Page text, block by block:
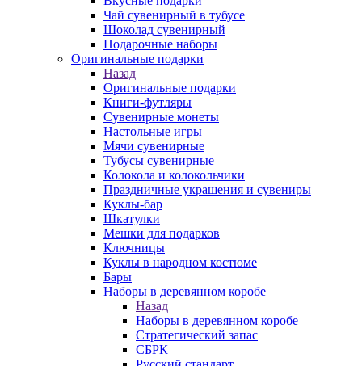
Чай сувенирный в тубусе
Шоколад сувенирный
Подарочные наборы
Оригинальные подарки
Назад
Оригинальные подарки
Книги-футляры
Сувенирные монеты
Настольные игры
Мячи сувенирные
Тубусы сувенирные
Колокола и колокольчики
Праздничные украшения и сувениры
Куклы-бар
Шкатулки
Мешки для подарков
Ключницы
Куклы в народном костюме
Бары
Наборы в деревянном коробе
Назад
Наборы в деревянном коробе
Стратегический запас
СБРК